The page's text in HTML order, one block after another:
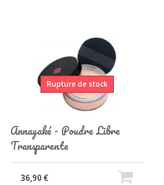
Rupture de stock
Annayaké - Poudre Libre
Transparente
36,90 €